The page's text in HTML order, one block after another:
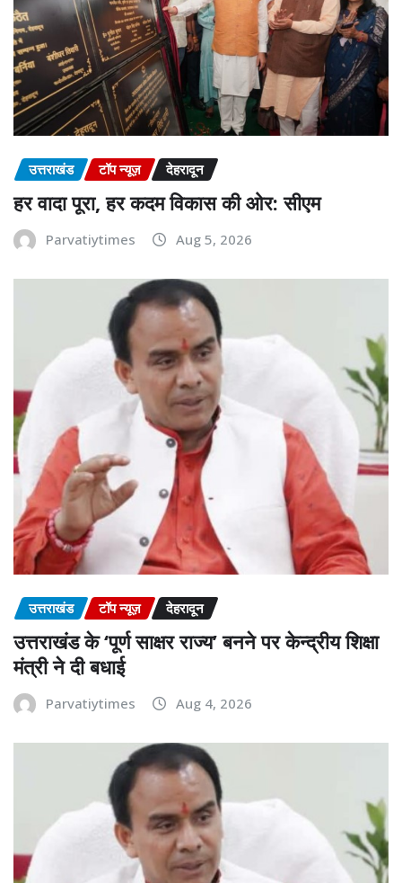
उत्तराखंड टॉप न्यूज़ देहरादून
हर वादा पूरा, हर कदम विकास की ओर: सीएम
Parvatiytimes Aug 5, 2026
उत्तराखंड टॉप न्यूज़ देहरादून
उत्तराखंड के ‘पूर्ण साक्षर राज्य’ बनने पर केन्द्रीय शिक्षा
मंत्री ने दी बधाई
Parvatiytimes Aug 4, 2026